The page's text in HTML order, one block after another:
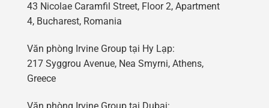
43 Nicolae Caramfil Street, Floor 2, Apartment
4, Bucharest, Romania
Văn phòng Irvine Group tại Hy Lạp:
217 Syggrou Avenue, Nea Smyrni, Athens,
Greece
Văn phòng Irvine Group tại Dubai: